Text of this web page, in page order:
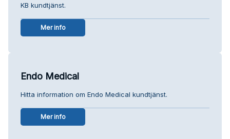
KB kundtjänst.
Mer info
Endo Medical
Hitta information om Endo Medical kundtjänst.
Mer info